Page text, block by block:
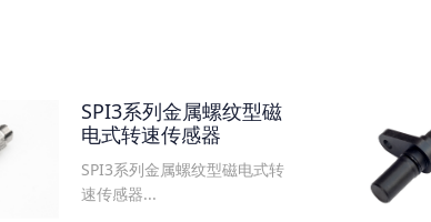
SPI3系列金属螺纹型磁
电式转速传感器
SPI3系列金属螺纹型磁电式转
速传感器...